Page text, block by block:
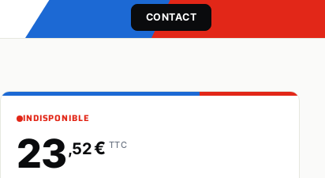
CONTACT
INDISPONIBLE
23,52€ TTC